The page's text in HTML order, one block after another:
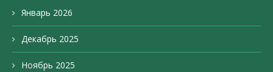
Январь 2026
Декабрь 2025
Ноябрь 2025